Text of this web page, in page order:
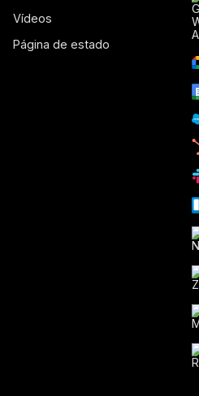
Vídeos
Página de estado